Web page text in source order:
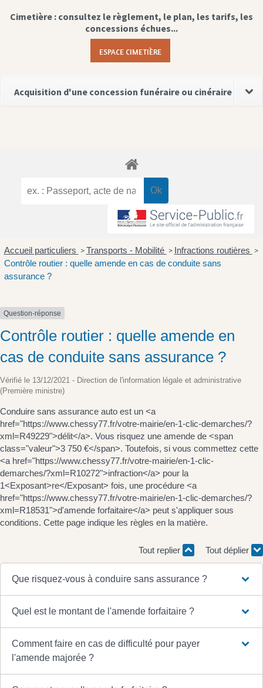
Cimetière : consultez le règlement, le plan, les tarifs, les
concessions échues...
ESPACE CIMETIÈRE
Acquisition d'une concession funéraire ou cinéraire
Accueil particuliers > Transports - Mobilité > Infractions routières >
Contrôle routier : quelle amende en cas de conduite sans
assurance ?
Question-réponse
Contrôle routier : quelle amende en
cas de conduite sans assurance ?
Vérifié le 13/12/2021 - Direction de l'information légale et administrative
(Première ministre)
Conduire sans assurance auto est un <a
href="https://www.chessy77.fr/votre-mairie/en-1-clic-demarches/?
xml=R49229">délit</a>. Vous risquez une amende de <span
class="valeur">3 750 €</span>. Toutefois, si vous commettez cette
<a href="https://www.chessy77.fr/votre-mairie/en-1-clic-
demarches/?xml=R10272">infraction</a> pour la
1<Exposant>re</Exposant> fois, une procédure <a
href="https://www.chessy77.fr/votre-mairie/en-1-clic-demarches/?
xml=R18531">d'amende forfaitaire</a> peut s'appliquer sous
conditions. Cette page indique les règles en la matière.
Tout replier Tout déplier
Que risquez-vous à conduire sans assurance ?
Quel est le montant de l'amende forfaitaire ?
Comment faire en cas de difficulté pour payer
l'amende majorée ?